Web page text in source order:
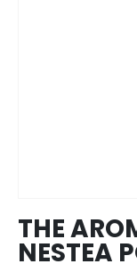
images
gallery
THE
NESTEA